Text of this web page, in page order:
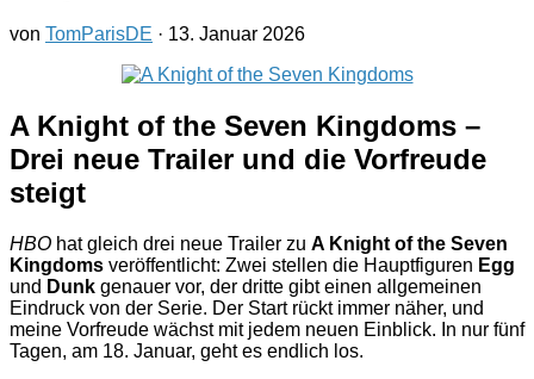
von TomParisDE · 13. Januar 2026
A Knight of the Seven Kingdoms –
Drei neue Trailer und die Vorfreude
steigt
HBO hat gleich drei neue Trailer zu A Knight of the Seven
Kingdoms veröffentlicht: Zwei stellen die Hauptfiguren Egg
und Dunk genauer vor, der dritte gibt einen allgemeinen
Eindruck von der Serie. Der Start rückt immer näher, und
meine Vorfreude wächst mit jedem neuen Einblick. In nur fünf
Tagen, am 18. Januar, geht es endlich los.